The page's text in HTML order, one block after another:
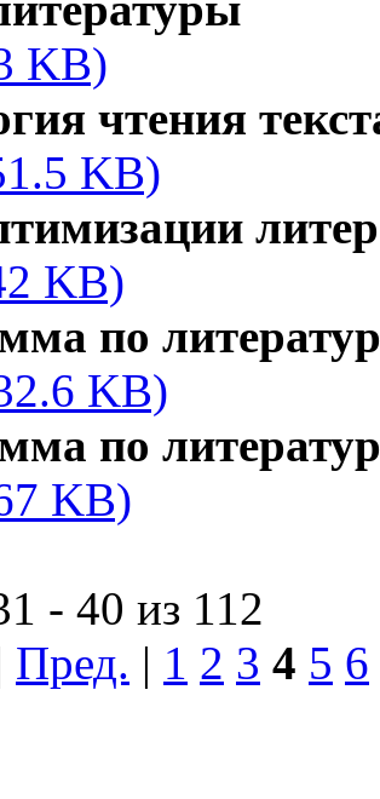
KB)
чтения
KB)
KB)
по
KB)
по
KB)
- 40 из 112
Пред. | 1 2 3 4 5 6